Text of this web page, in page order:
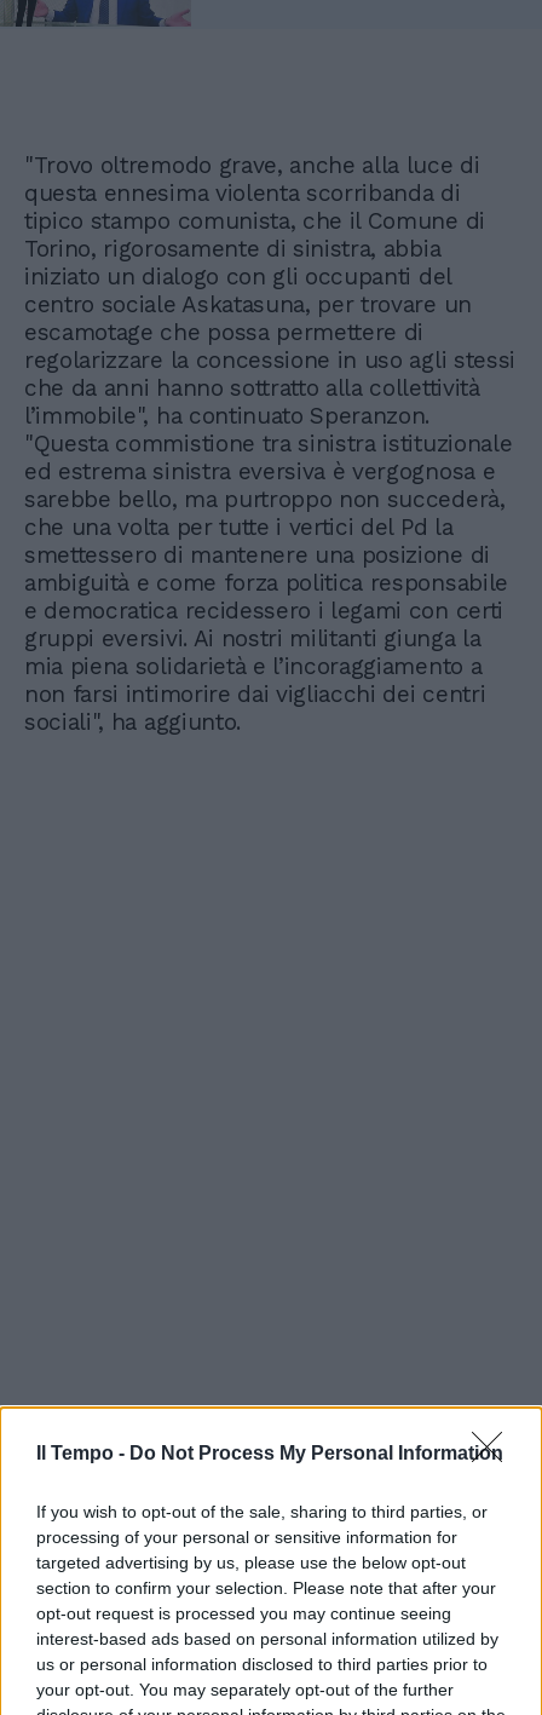
Il Tempo - Do Not Process My Personal Information
If you wish to opt-out of the sale, sharing to third parties, or
processing of your personal or sensitive information for
targeted advertising by us, please use the below opt-out
section to confirm your selection. Please note that after your
opt-out request is processed you may continue seeing
interest-based ads based on personal information utilized by
us or personal information disclosed to third parties prior to
your opt-out. You may separately opt-out of the further
"Trovo oltremodo grave, anche alla luce di
questa ennesima violenta scorribanda di
tipico stampo comunista, che il Comune di
Torino, rigorosamente di sinistra, abbia
iniziato un dialogo con gli occupanti del
centro sociale Askatasuna, per trovare un
escamotage che possa permettere di
regolarizzare la concessione in uso agli stessi
che da anni hanno sottratto alla collettività
l’immobile", ha continuato Speranzon.
"Questa commistione tra sinistra istituzionale
ed estrema sinistra eversiva è vergognosa e
sarebbe bello, ma purtroppo non succederà,
che una volta per tutte i vertici del Pd la
smettessero di mantenere una posizione di
ambiguità e come forza politica responsabile
e democratica recidessero i legami con certi
gruppi eversivi. Ai nostri militanti giunga la
mia piena solidarietà e l’incoraggiamento a
non farsi intimorire dai vigliacchi dei centri
sociali", ha aggiunto.